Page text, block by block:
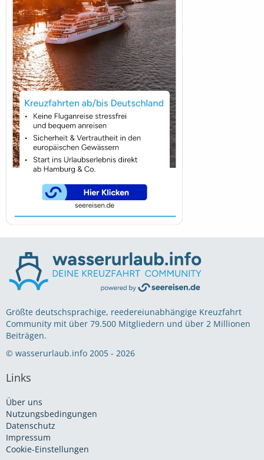
Größte deutschsprachige, reedereiunabhängige Kreuzfahrt
Community mit über 79.500 Mitgliedern und über 2 Millionen
Beiträgen.
© wasserurlaub.info 2005 - 2026
Links
Über uns
Nutzungsbedingungen
Datenschutz
Impressum
Cookie-Einstellungen